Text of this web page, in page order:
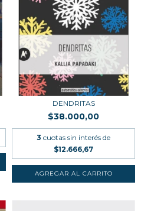
DENDRITAS
$38.000,00
3 cuotas sin interés de
$12.666,67